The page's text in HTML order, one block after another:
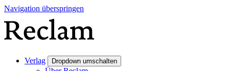
Navigation überspringen
Verlag Dropdown umschalten